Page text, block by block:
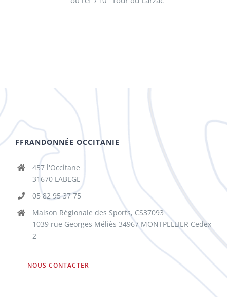
FFRANDONNÉE OCCITANIE
457 l'Occitane
31670 LABEGE
05 82 95 37 75
Maison Régionale des Sports, CS37093
1039 rue Georges Méliès 34967 MONTPELLIER Cedex
2
NOUS CONTACTER